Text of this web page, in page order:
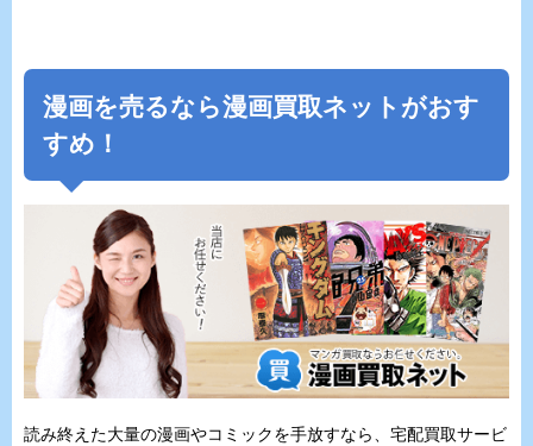
漫画を売るなら漫画買取ネットがおす
すめ！
読み終えた大量の漫画やコミックを手放すなら、宅配買取サービ